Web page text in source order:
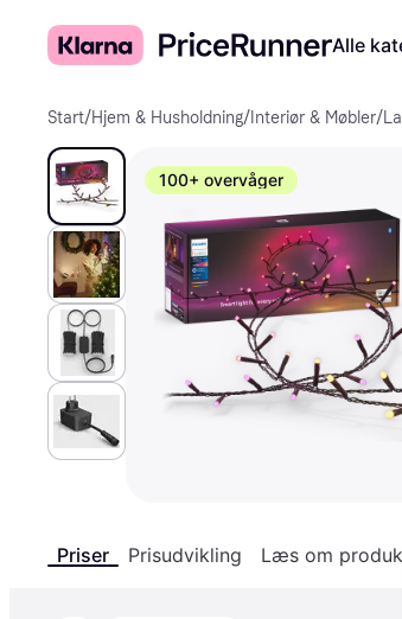
Alle
Start/Hjem & Husholdning/ Interiør & Møbler/
100+ overvåger
Priser Prisudvikling Læs om